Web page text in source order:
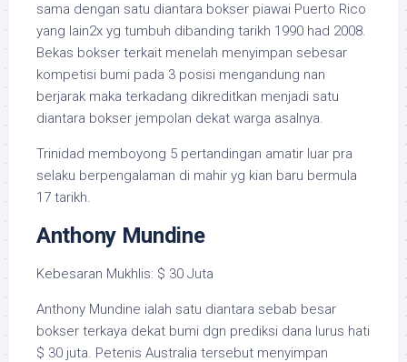
sama dengan satu diantara bokser piawai Puerto Rico
yang lain2x yg tumbuh dibanding tarikh 1990 had 2008.
Bekas bokser terkait menelah menyimpan sebesar
kompetisi bumi pada 3 posisi mengandung nan
berjarak maka terkadang dikreditkan menjadi satu
diantara bokser jempolan dekat warga asalnya.
Trinidad memboyong 5 pertandingan amatir luar pra
selaku berpengalaman di mahir yg kian baru bermula
17 tarikh.
Anthony Mundine
Kebesaran Mukhlis: $ 30 Juta
Anthony Mundine ialah satu diantara sebab besar
bokser terkaya dekat bumi dgn prediksi dana lurus hati
$ 30 juta. Petenis Australia tersebut menyimpan